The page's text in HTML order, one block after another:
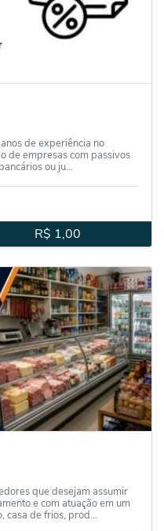
de experiência no
de empresas com passivos
ou ju...
R$ 1,00
que desejam assumir
e com atuação em um
casa de frios, prod...